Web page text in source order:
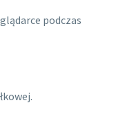
podczas